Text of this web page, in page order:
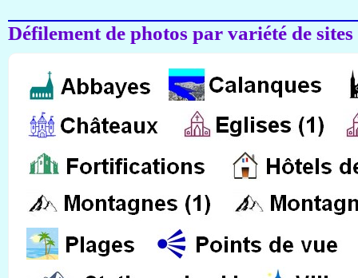
Défilement de photos par variété de